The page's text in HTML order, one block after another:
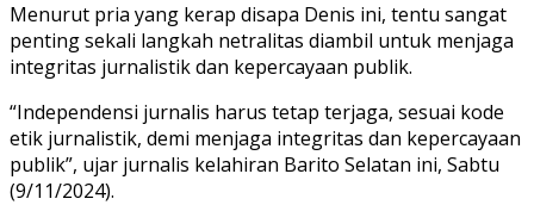
Menurut pria yang kerap disapa Denis ini, tentu sangat
penting sekali langkah netralitas diambil untuk menjaga
integritas jurnalistik dan kepercayaan publik.
“Independensi jurnalis harus tetap terjaga, sesuai kode
etik jurnalistik, demi menjaga integritas dan kepercayaan
publik”, ujar jurnalis kelahiran Barito Selatan ini, Sabtu
(9/11/2024).